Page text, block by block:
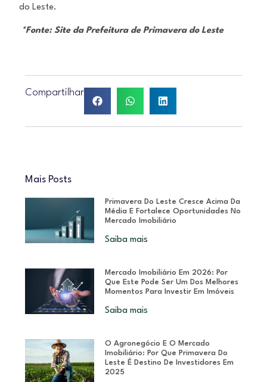
do Leste.
*Fonte: Site da Prefeitura de Primavera do Leste
Compartilhar
Mais Posts
Primavera Do Leste Cresce Acima Da
Média E Fortalece Oportunidades No
Mercado Imobiliário
Saiba mais
Mercado Imobiliário Em 2026: Por
Que Este Pode Ser Um Dos Melhores
Momentos Para Investir Em Imóveis
Saiba mais
O Agronegócio E O Mercado
Imobiliário: Por Que Primavera Do
Leste É Destino De Investidores Em
2025